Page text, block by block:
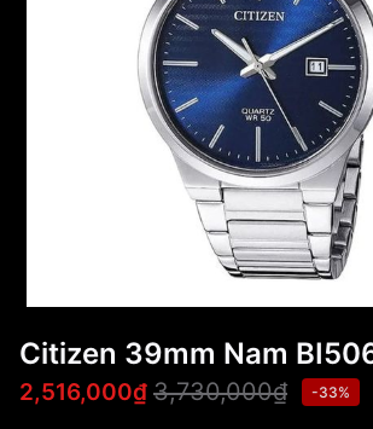
Citizen 39mm Nam
2,516,000₫ 3,730,000₫ -33%